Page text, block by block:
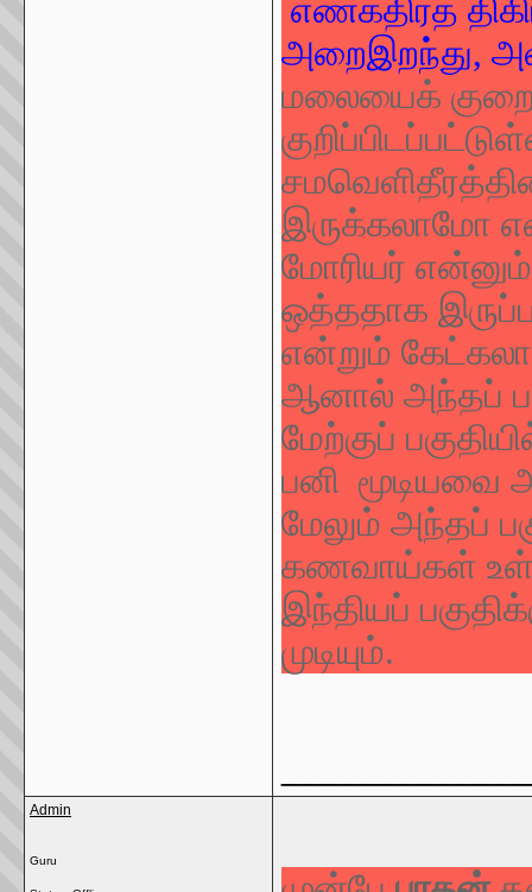
எண்கதிர்த்
அறைஇறந்து,
மலையைக்
இருக்கலாமோ
மோரியர்
ஒத்ததாக
என்றும்
ஆனால் அந்தப்
மேற்குப்
பனி மூடியவை
மேலும் அந்தப்
கணவாய்கள்
இந்தியப்
முடியும்.
Admin
Guru